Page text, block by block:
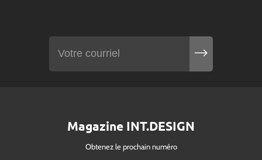
Magazine INT.DESIGN
Obtenez le prochain numéro